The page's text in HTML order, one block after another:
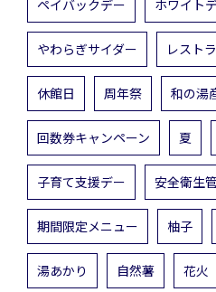
ペイバックデー ホワイト
やわらぎサイダー レスト
休館日 周年祭 和の湯
回数券キャンペーン 夏
子育て支援デー 安全衛生
期間限定メニュー 柚子
湯あかり 自然薯 花火